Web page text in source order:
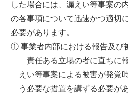
した場合には、漏えい等事案の
の各事項について迅速かつ適切
必要があります。
① 事業者内部における報告及び
責任ある立場の者に直ちに
えい等事案による被害が発覚
う必要な措置を講ずる必要が